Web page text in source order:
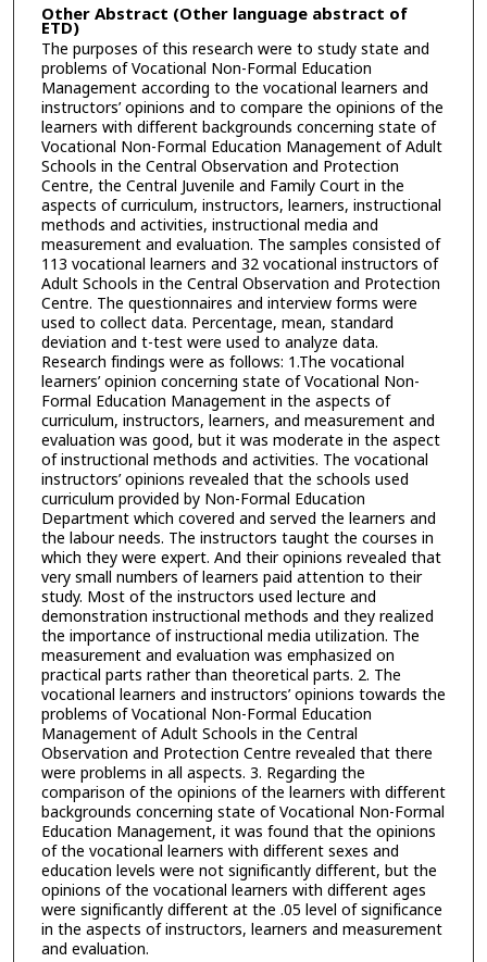
Other Abstract (Other language abstract of
ETD)
The purposes of this research were to study state and
problems of Vocational Non-Formal Education
Management according to the vocational learners and
instructors’ opinions and to compare the opinions of the
learners with different backgrounds concerning state of
Vocational Non-Formal Education Management of Adult
Schools in the Central Observation and Protection
Centre, the Central Juvenile and Family Court in the
aspects of curriculum, instructors, learners, instructional
methods and activities, instructional media and
measurement and evaluation. The samples consisted of
113 vocational learners and 32 vocational instructors of
Adult Schools in the Central Observation and Protection
Centre. The questionnaires and interview forms were
used to collect data. Percentage, mean, standard
deviation and t-test were used to analyze data.
Research findings were as follows: 1.The vocational
learners’ opinion concerning state of Vocational Non-
Formal Education Management in the aspects of
curriculum, instructors, learners, and measurement and
evaluation was good, but it was moderate in the aspect
of instructional methods and activities. The vocational
instructors’ opinions revealed that the schools used
curriculum provided by Non-Formal Education
Department which covered and served the learners and
the labour needs. The instructors taught the courses in
which they were expert. And their opinions revealed that
very small numbers of learners paid attention to their
study. Most of the instructors used lecture and
demonstration instructional methods and they realized
the importance of instructional media utilization. The
measurement and evaluation was emphasized on
practical parts rather than theoretical parts. 2. The
vocational learners and instructors’ opinions towards the
problems of Vocational Non-Formal Education
Management of Adult Schools in the Central
Observation and Protection Centre revealed that there
were problems in all aspects. 3. Regarding the
comparison of the opinions of the learners with different
backgrounds concerning state of Vocational Non-Formal
Education Management, it was found that the opinions
of the vocational learners with different sexes and
education levels were not significantly different, but the
opinions of the vocational learners with different ages
were significantly different at the .05 level of significance
in the aspects of instructors, learners and measurement
and evaluation.